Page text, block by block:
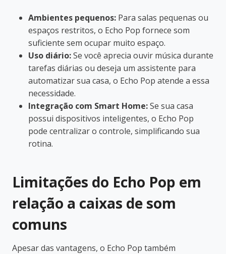
Ambientes pequenos: Para salas pequenas ou
espaços restritos, o Echo Pop fornece som
suficiente sem ocupar muito espaço.
Uso diário:Se você aprecia ouvir música durante
tarefas diárias ou deseja um assistente para
automatizar sua casa, o Echo Pop atende a essa
necessidade.
Integração com Smart Home:Se sua casa
possui dispositivos inteligentes, o Echo Pop
pode centralizar o controle, simplificando sua
rotina.
Limitações do Echo Pop em
relação a caixas de som
comuns
Apesar das vantagens, o Echo Pop também